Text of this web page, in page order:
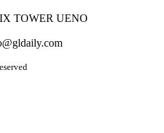
TOWER UENO